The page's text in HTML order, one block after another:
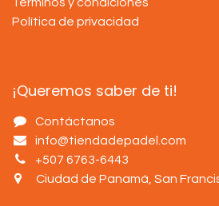
Política de privacidad
¡Queremos saber de ti!
Contáctanos
info@tiendadepadel.com
+507 6763-6443
Ciudad de Panamá, San